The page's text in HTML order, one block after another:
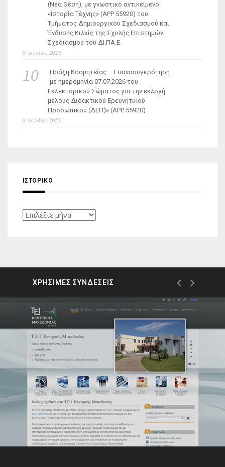
(Νέα Θέση), με γνωστικό αντικείμενο
«Ιστορία Τέχνης» (ΑΡΡ 55920) του
Τμήματος Δημιουργικού Σχεδιασμού και
Ένδυσης Κιλκίς της Σχολής Επιστημών
Σχεδιασμού του ΔΙ.ΠΑ.Ε.
8 Ιουλίου 2026
Πράξη Κοσμητείας – Επανασυγκρότηση
με ημερομηνία 07.07.2026 του
Εκλεκτορικού Σώματος για την εκλογή
μέλους Διδακτικού Ερευνητικού
Προσωπικού (ΔΕΠ)» (APP 55920)
8 Ιουλίου 2026
ΙΣΤΟΡΙΚΌ
Ιστορικό
ΧΡΗΣΙΜΕΣ ΣΥΝΔΕΣΕΙΣ